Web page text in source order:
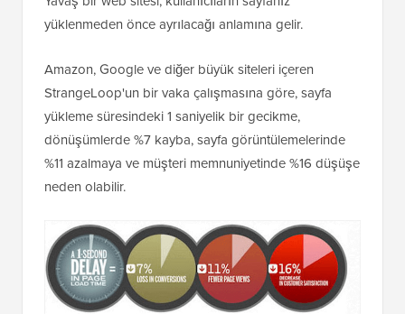
yüklenmeden önce ayrılacağı anlamına gelir.
Amazon, Google ve diğer büyük siteleri içeren
StrangeLoop'un bir vaka çalışmasına göre, sayfa
yükleme süresindeki 1 saniyelik bir gecikme,
dönüşümlerde %7 kayba, sayfa görüntülemelerinde
%11 azalmaya ve müşteri memnuniyetinde %16 düşüşe
neden olabilir.